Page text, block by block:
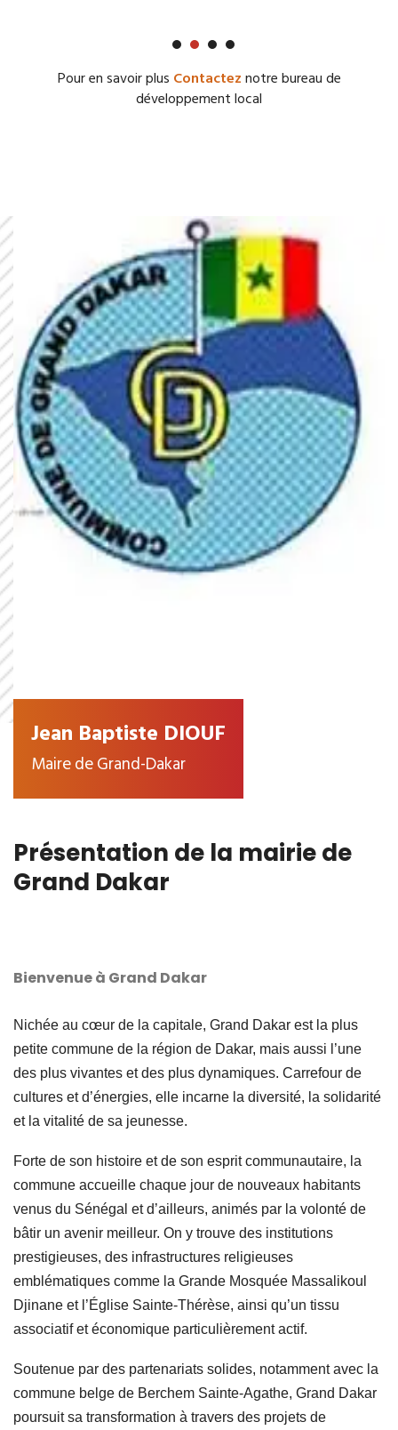
Pour en savoir plus Contacteznotre bureau de
développement local
Jean Baptiste DIOUF
Maire de Grand-Dakar
Présentation de la mairie de
Grand Dakar
Bienvenue à Grand Dakar
Nichée au cœur de la capitale, Grand Dakar est la plus
petite commune de la région de Dakar, mais aussi l’une
des plus vivantes et des plus dynamiques. Carrefour de
cultures et d’énergies, elle incarne la diversité, la solidarité
et la vitalité de sa jeunesse.
Forte de son histoire et de son esprit communautaire, la
commune accueille chaque jour de nouveaux habitants
venus du Sénégal et d’ailleurs, animés par la volonté de
bâtir un avenir meilleur. On y trouve des institutions
prestigieuses, des infrastructures religieuses
emblématiques comme la Grande Mosquée Massalikoul
Djinane et l’Église Sainte-Thérèse, ainsi qu’un tissu
associatif et économique particulièrement actif.
Soutenue par des partenariats solides, notamment avec la
commune belge de Berchem Sainte-Agathe, Grand Dakar
poursuit sa transformation à travers des projets de